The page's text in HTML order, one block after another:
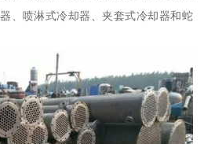
、喷淋式冷却器、夹套式冷却器和蛇